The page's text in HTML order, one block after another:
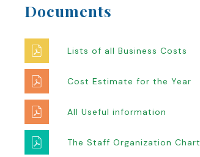
Documents
Lists of all Business Costs
Cost Estimate for the Year
All Useful information
The Staff Organization Chart